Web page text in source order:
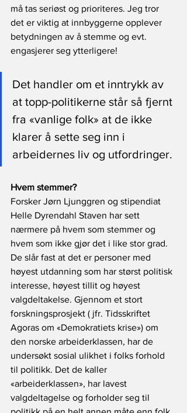
må tas seriøst og prioriteres. Jeg tror
det er viktig at innbyggerne opplever
betydningen av å stemme og evt.
engasjerer seg ytterligere!
Det handler om et inntrykk av
at topp-politikerne står så fjernt
fra «vanlige folk» at de ikke
klarer å sette seg inn i
arbeidernes liv og utfordringer.
Hvem stemmer?
Forsker Jørn Ljunggren og stipendiat
Helle Dyrendahl Staven har sett
nærmere på hvem som stemmer og
hvem som ikke gjør det i like stor grad.
De slår fast at det er personer med
høyest utdanning som har størst politisk
interesse, høyest tillit og høyest
valgdeltakelse. Gjennom et stort
forskningsprosjekt ( jfr. Tidsskriftet
Agoras om «Demokratiets krise») om
den norske arbeiderklassen, har de
undersøkt sosial ulikhet i folks forhold
til politikk. Det de kaller
«arbeiderklassen», har lavest
valgdeltagelse og forholder seg til